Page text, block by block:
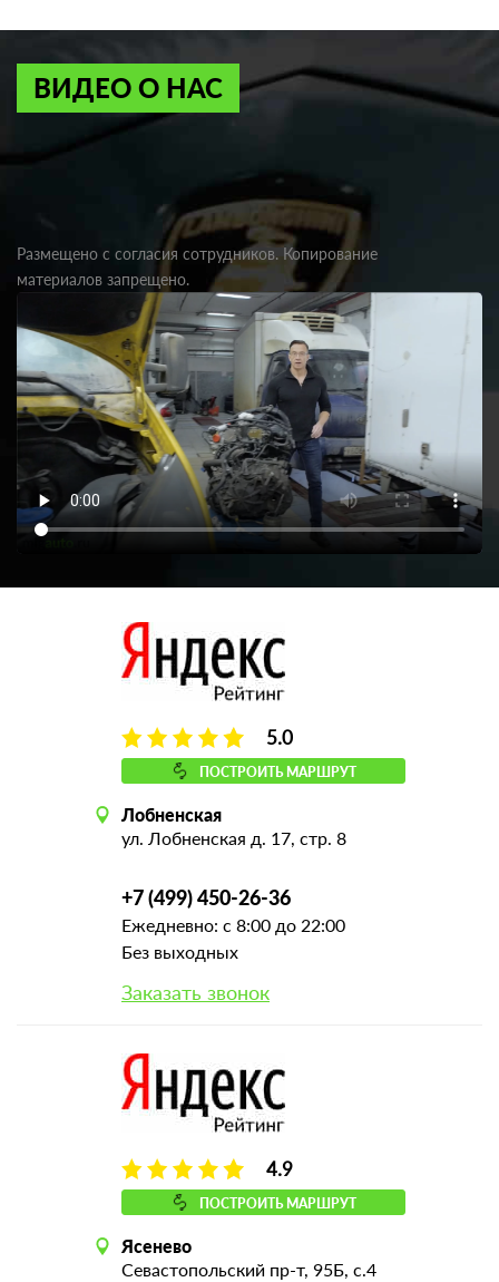
ВИДЕО О НАС
Размещено с согласия сотрудников. Копирование
материалов запрещено.
5.0
ПОСТРОИТЬ МАРШРУТ
Лобненская
ул. Лобненская д. 17, стр. 8
+7 (499) 450-26-36
Ежедневно: с 8:00 до 22:00
Без выходных
Заказать звонок
4.9
ПОСТРОИТЬ МАРШРУТ
Ясенево
Севастопольский пр-т, 95Б, с.4